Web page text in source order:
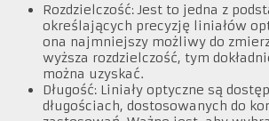
Rozdzielczość: Jest to jedna z
określających precyzję liniałów
ona najmniejszy możliwy do
wyższa rozdzielczość, tym
można uzyskać.
Długość: Liniały optyczne są
długościach, dostosowanych do